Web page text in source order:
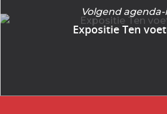
Volgend
Expositie Ten